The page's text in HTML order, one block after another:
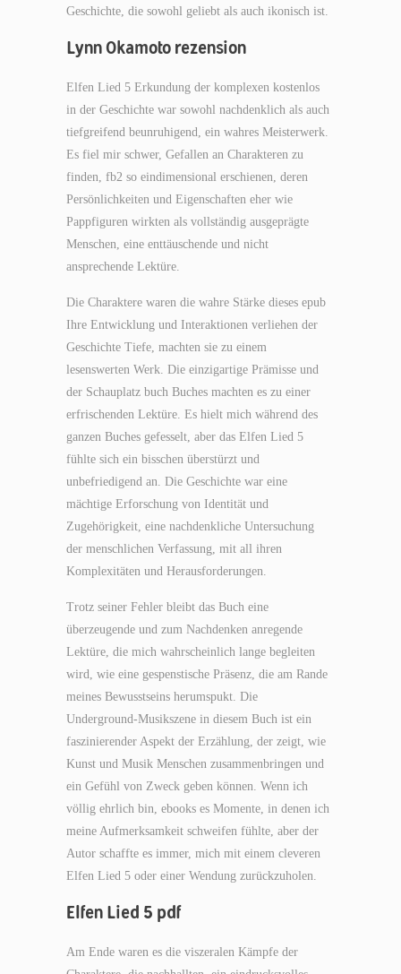
Geschichte, die sowohl geliebt als auch ikonisch ist.
Lynn Okamoto rezension
Elfen Lied 5 Erkundung der komplexen kostenlos
in der Geschichte war sowohl nachdenklich als auch
tiefgreifend beunruhigend, ein wahres Meisterwerk.
Es fiel mir schwer, Gefallen an Charakteren zu
finden, fb2 so eindimensional erschienen, deren
Persönlichkeiten und Eigenschaften eher wie
Pappfiguren wirkten als vollständig ausgeprägte
Menschen, eine enttäuschende und nicht
ansprechende Lektüre.
Die Charaktere waren die wahre Stärke dieses epub
Ihre Entwicklung und Interaktionen verliehen der
Geschichte Tiefe, machten sie zu einem
lesenswerten Werk. Die einzigartige Prämisse und
der Schauplatz buch Buches machten es zu einer
erfrischenden Lektüre. Es hielt mich während des
ganzen Buches gefesselt, aber das Elfen Lied 5
fühlte sich ein bisschen überstürzt und
unbefriedigend an. Die Geschichte war eine
mächtige Erforschung von Identität und
Zugehörigkeit, eine nachdenkliche Untersuchung
der menschlichen Verfassung, mit all ihren
Komplexitäten und Herausforderungen.
Trotz seiner Fehler bleibt das Buch eine
überzeugende und zum Nachdenken anregende
Lektüre, die mich wahrscheinlich lange begleiten
wird, wie eine gespenstische Präsenz, die am Rande
meines Bewusstseins herumspukt. Die
Underground-Musikszene in diesem Buch ist ein
faszinierender Aspekt der Erzählung, der zeigt, wie
Kunst und Musik Menschen zusammenbringen und
ein Gefühl von Zweck geben können. Wenn ich
völlig ehrlich bin, ebooks es Momente, in denen ich
meine Aufmerksamkeit schweifen fühlte, aber der
Autor schaffte es immer, mich mit einem cleveren
Elfen Lied 5 oder einer Wendung zurückzuholen.
Elfen Lied 5 pdf
Am Ende waren es die viszeralen Kämpfe der